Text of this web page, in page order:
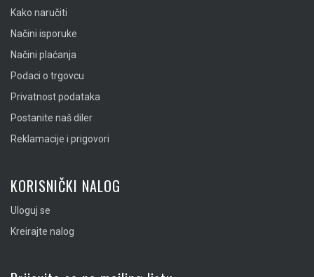
Kako naručiti
Načini isporuke
Načini plaćanja
Podaci o trgovcu
Privatnost podataka
Postanite naš diler
Reklamacije i prigovori
KORISNIČKI NALOG
Uloguj se
Kreirajte nalog